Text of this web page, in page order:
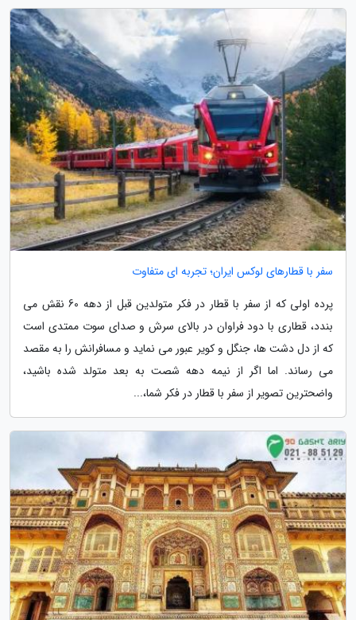
سفر با قطارهای لوکس ایران؛ تجربه ای متفاوت
پرده اولی که از سفر با قطار در فکر متولدین قبل از دهه 60 نقش می
بندد، قطاری با دود فراوان در بالای سرش و صدای سوت ممتدی است
که از دل دشت ها، جنگل و کویر عبور می نماید و مسافرانش را به مقصد
می رساند. اما اگر از نیمه دهه شصت به بعد متولد شده باشید،
واضحترین تصویر از سفر با قطار در فکر شما،...